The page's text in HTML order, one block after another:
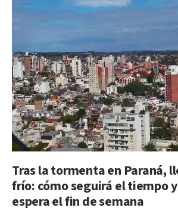
Tras la tormenta en Paraná,
frío: cómo seguirá el tiempo
espera el fin de semana